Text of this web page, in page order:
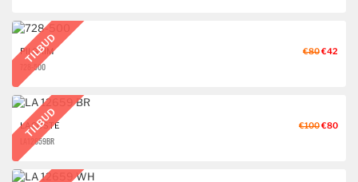
TILBUD €80€42
PILGRIM
728-500
TILBUD €100€80
LACOSTE
LA 12659 BR